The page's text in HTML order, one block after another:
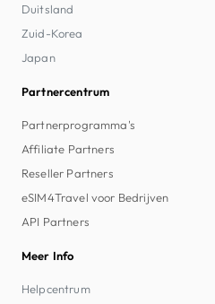
Duitsland
Zuid-Korea
Japan
Partnercentrum
Partnerprogramma's
Affiliate Partners
Reseller Partners
eSIM4Travel voor Bedrijven
API Partners
Meer Info
Helpcentrum